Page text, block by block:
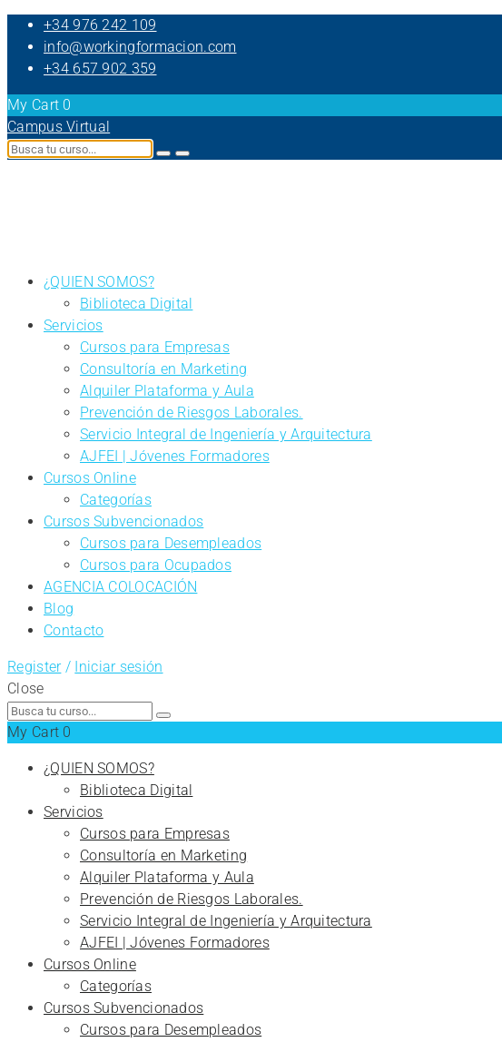
+34 976 242 109
info@workingformacion.com
+34 657 902 359
My Cart 0
Campus Virtual
¿QUIEN SOMOS?
Biblioteca Digital
Servicios
Cursos para Empresas
Consultoría en Marketing
Alquiler Plataforma y Aula
Prevención de Riesgos Laborales.
Servicio Integral de Ingeniería y Arquitectura
AJFEI | Jóvenes Formadores
Cursos Online
Categorías
Cursos Subvencionados
Cursos para Desempleados
Cursos para Ocupados
AGENCIA COLOCACIÓN
Blog
Contacto
Register/ Iniciar sesión
Close
Search
for:
My Cart 0
¿QUIEN SOMOS?
Biblioteca Digital
Servicios
Cursos para Empresas
Consultoría en Marketing
Alquiler Plataforma y Aula
Prevención de Riesgos Laborales.
Servicio Integral de Ingeniería y Arquitectura
AJFEI | Jóvenes Formadores
Cursos Online
Categorías
Cursos Subvencionados
Cursos para Desempleados